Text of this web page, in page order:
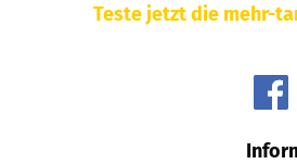
Teste jetzt die mehr-